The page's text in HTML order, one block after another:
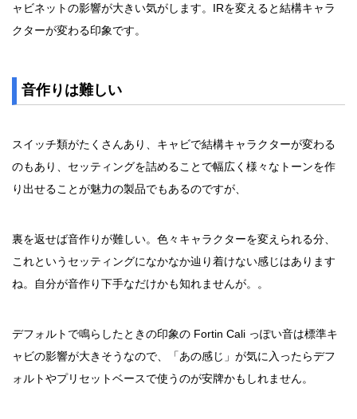
ャビネットの影響が大きい気がします。IRを変えると結構キャラ
クターが変わる印象です。
音作りは難しい
スイッチ類がたくさんあり、キャビで結構キャラクターが変わる
のもあり、セッティングを詰めることで幅広く様々なトーンを作
り出せることが魅力の製品でもあるのですが、
裏を返せば音作りが難しい。色々キャラクターを変えられる分、
これというセッティングになかなか辿り着けない感じはあります
ね。自分が音作り下手なだけかも知れませんが。。
デフォルトで鳴らしたときの印象の Fortin Cali っぽい音は標準キ
ャビの影響が大きそうなので、「あの感じ」が気に入ったらデフ
ォルトやプリセットベースで使うのが安牌かもしれません。